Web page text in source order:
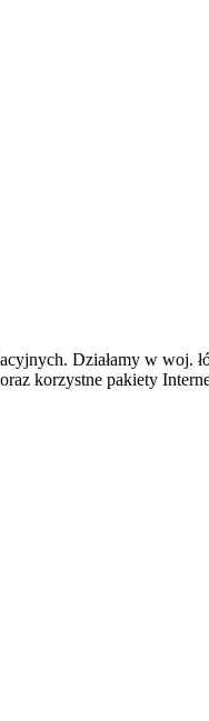
Działamy w
korzystne pakiety